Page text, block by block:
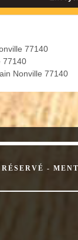
77140
77140
Nonville 77140
-